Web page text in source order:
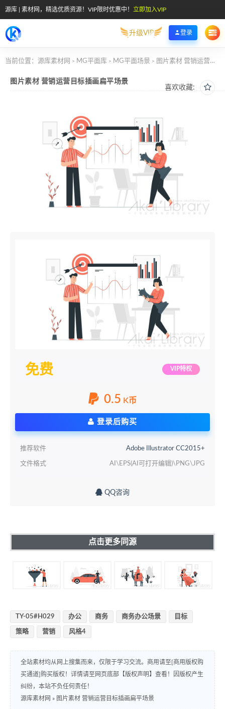
源库 | 素材网，精选优质资源！VIP限时优惠中！ 立即加入VIP
升级VIP 登录
当前位置： 源库素材网 > MG平面库 > MG平面场景 > 图片素材 营销运营目标插画扁平场景
喜欢收藏:
图片素材 营销运营目标插画扁平场景
免费 VIP特权
0.5 K币
登录后购买
推荐软件 Adobe Illustrator CC2015+
文件格式 AI\EPS(AI可打开编辑)\PNG\JPG
QQ咨询
点击更多同源
TY-05#H029 办公 商务 商务办公场景 目标
策略 营销 风格4
全站素材均从网上搜集而来，仅限于学习交流。商用请至[商用版权购
买通道]购买版权！详情请至网页底部【版权声明】查看！因版权产生
纠纷，本站不负任何责任！
源库素材网 » 图片素材 营销运营目标插画扁平场景